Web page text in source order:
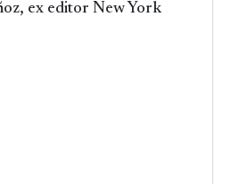
ex editor New York